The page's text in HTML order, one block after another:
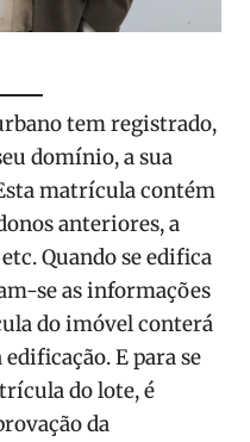
tem registrado,
domínio, a sua
matrícula contém
anteriores, a
Quando se edifica
se as informações
do imóvel conterá
E para se
do lote, é
da